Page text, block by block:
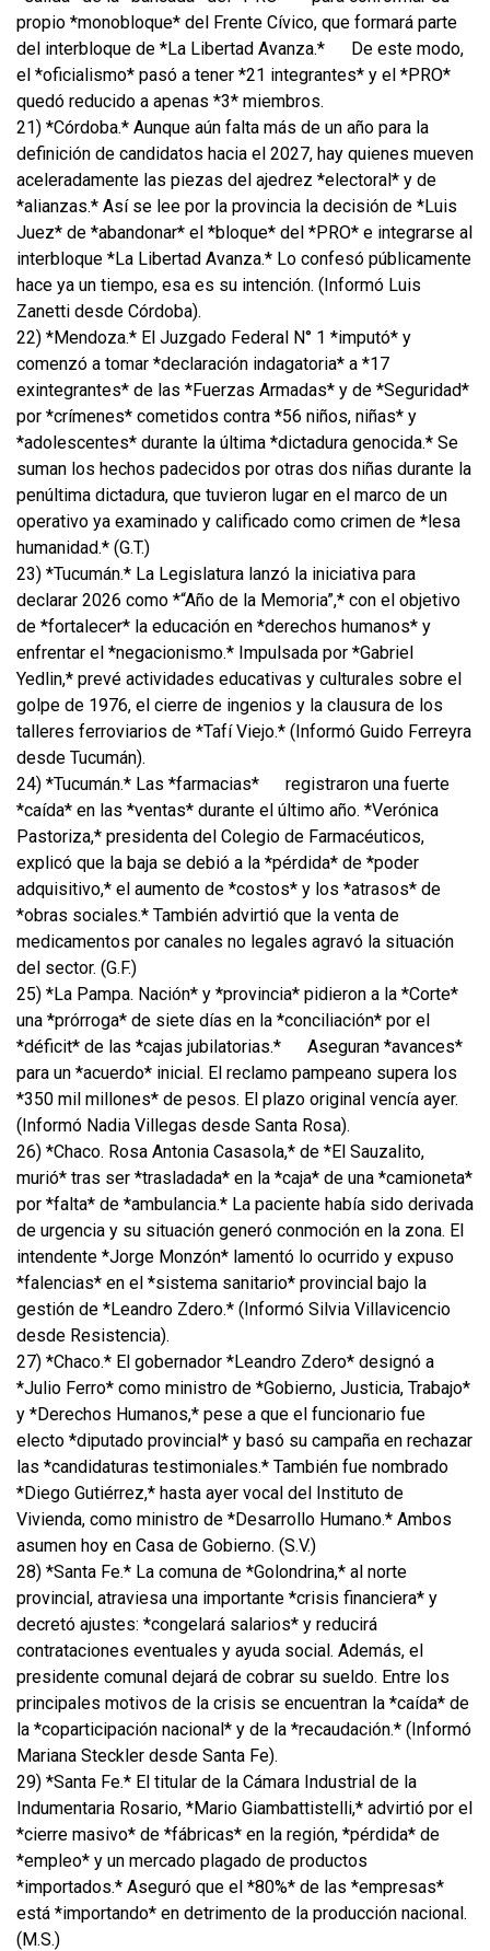
propio *monobloque* del Frente Cívico, que formará parte
del interbloque de *La Libertad Avanza.*
De este modo,
el *oficialismo* pasó a tener *21 integrantes* y el *PRO*
quedó reducido a apenas *3* miembros.
21) *Córdoba.* Aunque aún falta más de un año para la
definición de candidatos hacia el 2027, hay quienes mueven
aceleradamente las piezas del ajedrez *electoral* y de
*alianzas.* Así se lee por la provincia la decisión de *Luis
Juez* de *abandonar* el *bloque* del *PRO* e integrarse al
interbloque *La Libertad Avanza.* Lo confesó públicamente
hace ya un tiempo, esa es su intención. (Informó Luis
Zanetti desde Córdoba).
22) *Mendoza.* El Juzgado Federal N° 1 *imputó* y
comenzó a tomar *declaración indagatoria* a *17
exintegrantes* de las *Fuerzas Armadas* y de *Seguridad*
por *crímenes* cometidos contra *56 niños, niñas* y
*adolescentes* durante la última *dictadura genocida.* Se
suman los hechos padecidos por otras dos niñas durante la
penúltima dictadura, que tuvieron lugar en el marco de un
operativo ya examinado y calificado como crimen de *lesa
humanidad.* (G.T.)
23) *Tucumán.* La Legislatura lanzó la iniciativa para
declarar 2026 como *“Año de la Memoria”,* con el objetivo
de *fortalecer* la educación en *derechos humanos* y
enfrentar el *negacionismo.* Impulsada por *Gabriel
Yedlin,* prevé actividades educativas y culturales sobre el
golpe de 1976, el cierre de ingenios y la clausura de los
talleres ferroviarios de *Tafí Viejo.* (Informó Guido Ferreyra
desde Tucumán).
24) *Tucumán.* Las *farmacias*
registraron una fuerte
*caída* en las *ventas* durante el último año. *Verónica
Pastoriza,* presidenta del Colegio de Farmacéuticos,
explicó que la baja se debió a la *pérdida* de *poder
adquisitivo,* el aumento de *costos* y los *atrasos* de
*obras sociales.* También advirtió que la venta de
medicamentos por canales no legales agravó la situación
del sector. (G.F.)
25) *La Pampa. Nación* y *provincia* pidieron a la *Corte*
una *prórroga* de siete días en la *conciliación* por el
*déficit* de las *cajas jubilatorias.*
Aseguran *avances*
para un *acuerdo* inicial. El reclamo pampeano supera los
*350 mil millones* de pesos. El plazo original vencía ayer.
(Informó Nadia Villegas desde Santa Rosa).
26) *Chaco. Rosa Antonia Casasola,* de *El Sauzalito,
murió* tras ser *trasladada* en la *caja* de una *camioneta*
por *falta* de *ambulancia.* La paciente había sido derivada
de urgencia y su situación generó conmoción en la zona. El
intendente *Jorge Monzón* lamentó lo ocurrido y expuso
*falencias* en el *sistema sanitario* provincial bajo la
gestión de *Leandro Zdero.* (Informó Silvia Villavicencio
desde Resistencia).
27) *Chaco.* El gobernador *Leandro Zdero* designó a
*Julio Ferro* como ministro de *Gobierno, Justicia, Trabajo*
y *Derechos Humanos,* pese a que el funcionario fue
electo *diputado provincial* y basó su campaña en rechazar
las *candidaturas testimoniales.* También fue nombrado
*Diego Gutiérrez,* hasta ayer vocal del Instituto de
Vivienda, como ministro de *Desarrollo Humano.* Ambos
asumen hoy en Casa de Gobierno. (S.V.)
28) *Santa Fe.* La comuna de *Golondrina,* al norte
provincial, atraviesa una importante *crisis financiera* y
decretó ajustes: *congelará salarios* y reducirá
contrataciones eventuales y ayuda social. Además, el
presidente comunal dejará de cobrar su sueldo. Entre los
principales motivos de la crisis se encuentran la *caída* de
la *coparticipación nacional* y de la *recaudación.* (Informó
Mariana Steckler desde Santa Fe).
29) *Santa Fe.* El titular de la Cámara Industrial de la
Indumentaria Rosario, *Mario Giambattistelli,* advirtió por el
*cierre masivo* de *fábricas* en la región, *pérdida* de
*empleo* y un mercado plagado de productos
*importados.* Aseguró que el *80%* de las *empresas*
está *importando* en detrimento de la producción nacional.
(M.S.)